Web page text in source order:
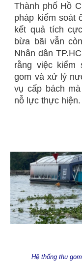
Thành phố Hồ
pháp kiểm soát
kết quả tích
bừa bãi vẫn
Nhân dân
rằng việc kiểm
gom và xử lý
vụ cấp bách
nỗ lực thực hiện.
Hệ thống thu